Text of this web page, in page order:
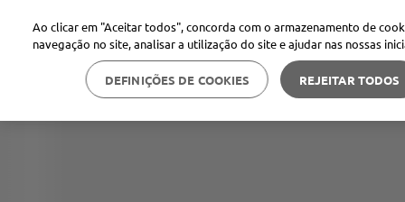
Ao clicar em "Aceitar todos", concorda com o armazenamento de
navegação no site, analisar a utilização do site e ajudar nas nossas
DEFINIÇÕES DE COOKIES REJEITAR TODOS